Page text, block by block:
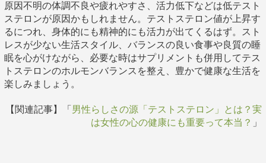
原因不明の体調不良や疲れやすさ、活力低下などは低テスト
ステロンが原因かもしれません。テストステロン値が上昇す
るにつれ、身体的にも精神的にも活力が出てくるはず。スト
レスが少ない生活スタイル、バランスの良い食事や良質の睡
眠を心がけながら、必要な時はサプリメントも併用してテス
トステロンのホルモンバランスを整え、豊かで健康な生活を
楽しみましょう。
【関連記事】「 男性らしさの源「テストステロン」とは？実
は女性の心の健康にも重要って本当？ 」